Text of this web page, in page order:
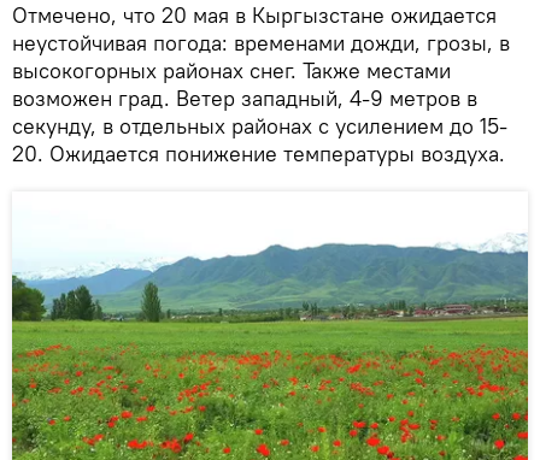
Отмечено, что 20 мая в Кыргызстане ожидается
неустойчивая погода: временами дожди, грозы, в
высокогорных районах снег. Также местами
возможен град. Ветер западный, 4-9 метров в
секунду, в отдельных районах с усилением до 15-
20. Ожидается понижение температуры воздуха.